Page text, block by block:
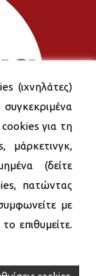
(ιχνηλάτες)
συγκεκριμένα
για τη
μάρκετινγκ,
(δείτε
πατώντας
με
επιθυμείτε.